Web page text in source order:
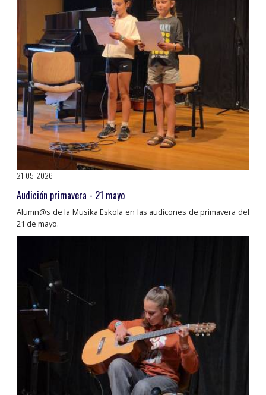
21-05-2026
Audición primavera - 21 mayo
Alumn@s de la Musika Eskola en las audicones de primavera del
21 de mayo.